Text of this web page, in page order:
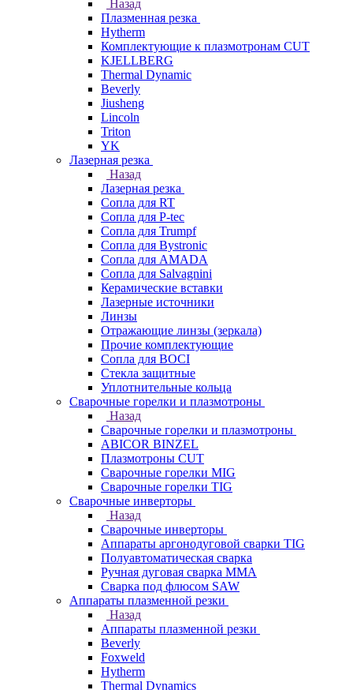
Назад
Плазменная резка
Hytherm
Комплектующие к плазмотронам CUT
KJELLBERG
Thermal Dynamic
Beverly
Jiusheng
Lincoln
Triton
YK
Лазерная резка
Назад
Лазерная резка
Сопла для RT
Сопла для P-tec
Сопла для Trumpf
Сопла для Bystronic
Сопла для AMADA
Сопла для Salvagnini
Керамические вставки
Лазерные источники
Линзы
Отражающие линзы (зеркала)
Прочие комплектующие
Сопла для BOCI
Стекла защитные
Уплотнительные кольца
Сварочные горелки и плазмотроны
Назад
Сварочные горелки и плазмотроны
ABICOR BINZEL
Плазмотроны CUT
Сварочные горелки MIG
Сварочные горелки TIG
Сварочные инверторы
Назад
Сварочные инверторы
Аппараты аргонодуговой сварки TIG
Полуавтоматическая сварка
Ручная дуговая сварка MMA
Сварка под флюсом SAW
Аппараты плазменной резки
Назад
Аппараты плазменной резки
Beverly
Foxweld
Hytherm
Thermal Dynamics